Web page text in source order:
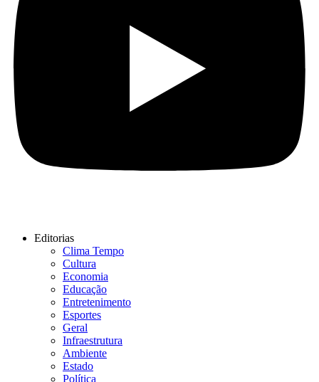
Editorias
Clima Tempo
Cultura
Economia
Educação
Entretenimento
Esportes
Geral
Infraestrutura
Ambiente
Estado
Política